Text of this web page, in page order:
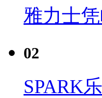
雅力士
02
SPARK